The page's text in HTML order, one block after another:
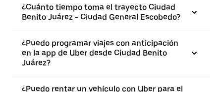
¿Cuánto tiempo toma el trayecto Ciudad
Benito Juárez - Ciudad General Escobedo?
¿Puedo programar viajes con anticipación
en la app de Uber desde Ciudad Benito
Juárez?
¿Puedo rentar un vehículo con Uber para el